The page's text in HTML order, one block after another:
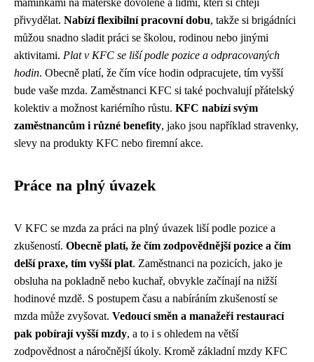
maminkami na mateřské dovolené a lidmi, kteří si chtějí
přivydělat. Nabízí flexibilní pracovní dobu, takže si brigádníci
můžou snadno sladit práci se školou, rodinou nebo jinými
aktivitami. Plat v KFC se liší podle pozice a odpracovaných
hodin. Obecně platí, že čím více hodin odpracujete, tím vyšší
bude vaše mzda. Zaměstnanci KFC si také pochvalují přátelský
kolektiv a možnost kariérního růstu. KFC nabízí svým
zaměstnancům i různé benefity, jako jsou například stravenky,
slevy na produkty KFC nebo firemní akce.
Práce na plný úvazek
V KFC se mzda za práci na plný úvazek liší podle pozice a
zkušeností. Obecně platí, že čím zodpovědnější pozice a čím
delší praxe, tím vyšší plat. Zaměstnanci na pozicích, jako je
obsluha na pokladně nebo kuchař, obvykle začínají na nižší
hodinové mzdě. S postupem času a nabíráním zkušeností se
mzda může zvyšovat. Vedoucí směn a manažeři restaurací
pak pobírají vyšší mzdy, a to i s ohledem na větší
zodpovědnost a náročnější úkoly. Kromě základní mzdy KFC